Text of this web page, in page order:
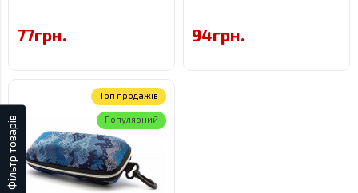
Фiльтр товарів
77грн. 94грн.
Toп продажів
Популярний